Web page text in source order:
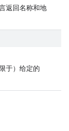
返回名称和地
于）给定的